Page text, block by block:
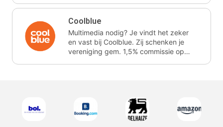
je vereniging gem. 2,4% commissie.
Coolblue
Multimedia nodig? Je vindt het zeker
en vast bij Coolblue. Zij schenken je
vereniging gem. 1,5% commissie op